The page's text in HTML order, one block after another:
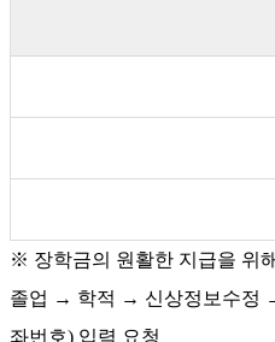
※ 장학금의 원활한 지급을 위
졸업 → 학적 → 신상정보수정
좌번호) 입력 요청